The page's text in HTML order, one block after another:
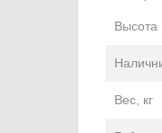
Высота
Вес, кг